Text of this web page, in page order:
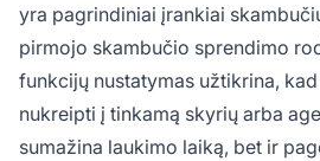
yra pagrindiniai įrankiai
pirmojo skambučio sprendimo
funkcijų nustatymas užtikrina,
nukreipti į tinkamą skyrių arba
sumažina laukimo laiką, bet ir